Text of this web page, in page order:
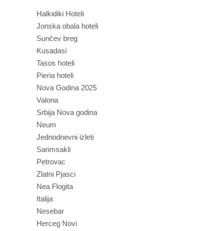
Halkidiki Hoteli
Jonska obala hoteli
Sunčev breg
Kusadasi
Tasos hoteli
Pieria hoteli
Nova Godina 2025
Valona
Srbija Nova godina
Neum
Jednodnevni izleti
Sarimsakli
Petrovac
Zlatni Pjasci
Nea Flogita
Italija
Nesebar
Herceg Novi